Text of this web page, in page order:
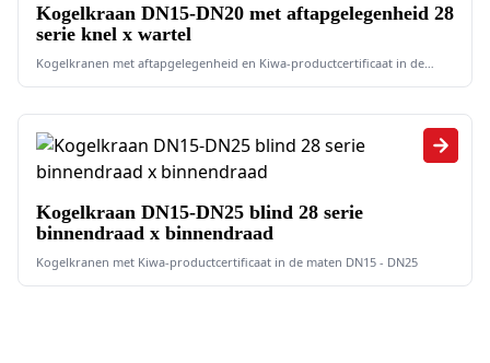
Kogelkraan DN15-DN20 met aftapgelegenheid 28
serie knel x wartel
Kogelkranen met aftapgelegenheid en Kiwa-productcertificaat in de
maten DN15 - DN20.
Kogelkraan DN15-DN25 blind 28 serie
binnendraad x binnendraad
Kogelkranen met Kiwa-productcertificaat in de maten DN15 - DN25